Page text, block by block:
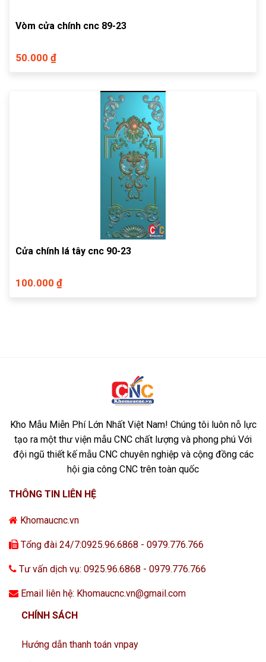
Vòm cửa chính cnc 89-23
50.000 ₫
Cửa chính lá tây cnc 90-23
100.000 ₫
Kho Mẫu Miễn Phí Lớn Nhất Việt Nam! Chúng tôi luôn nỗ lực
tạo ra một thư viện mẫu CNC chất lượng và phong phú Với
đội ngũ thiết kế mẫu CNC chuyên nghiệp và cộng đồng các
hội gia công CNC trên toàn quốc
THÔNG TIN LIÊN HỆ
Khomaucnc.vn
Tổng đài 24/7:0925.96.6868 - 0979.776.766
Tư vấn dịch vụ: 0925.96.6868 - 0979.776.766
Email liên hệ: Khomaucnc.vn@gmail.com
CHÍNH SÁCH
Hướng dẫn thanh toán vnpay